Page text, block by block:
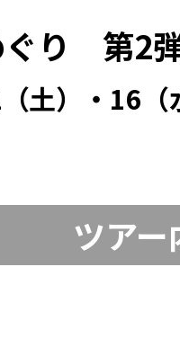
ぐり 第
土）・16（
ツアー